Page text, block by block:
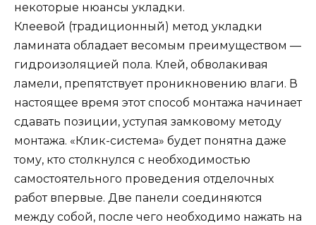
некоторые нюансы укладки.
Клеевой (традиционный) метод укладки
ламината обладает весомым преимуществом —
гидроизоляцией пола. Клей, обволакивая
ламели, препятствует проникновению влаги. В
настоящее время этот способ монтажа начинает
сдавать позиции, уступая замковому методу
монтажа. «Клик-система» будет понятна даже
тому, кто столкнулся с необходимостью
самостоятельного проведения отделочных
работ впервые. Две панели соединяются
между собой, после чего необходимо нажать на